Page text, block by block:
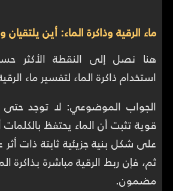
ماء الرقية وذاكرة الماء: أين
هنا نصل إلى النقطة الأكثر
استخدام ذاكرة الماء لتفسير ماء
الجواب الموضوعي: لا توجد حتى
قوية تثبت أن الماء يحتفظ بالكلمات
على شكل بنية جزيئية ثابتة ذات
ثم، فإن ربط الرقية مباشرة بذاكرة
مضمون.